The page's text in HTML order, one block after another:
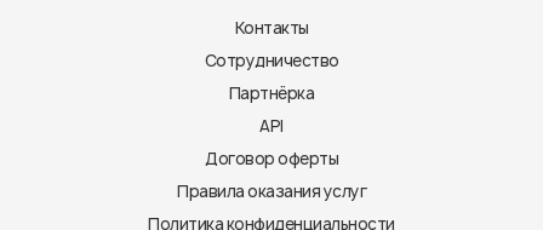
Контакты
Сотрудничество
Партнёрка
API
Договор оферты
Правила оказания услуг
Политика конфиденциальности